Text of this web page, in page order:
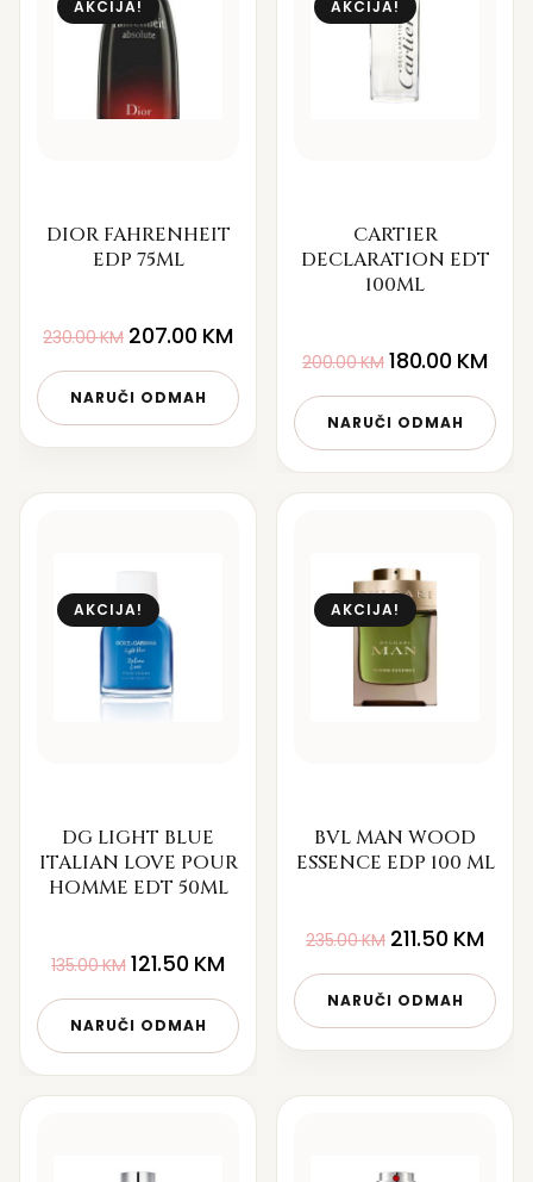
AKCIJA!
DIOR FAHRENHEIT
EDP 75ML
230.00KM 207.00 KM
NARUČI ODMAH
AKCIJA!
CARTIER
DECLARATION EDT
100ML
200.00KM 180.00 KM
NARUČI ODMAH
AKCIJA!
DG LIGHT BLUE
ITALIAN LOVE POUR
HOMME EDT 50ML
135.00KM 121.50 KM
NARUČI ODMAH
AKCIJA!
BVL MAN WOOD
ESSENCE EDP 100 ML
235.00KM 211.50 KM
NARUČI ODMAH